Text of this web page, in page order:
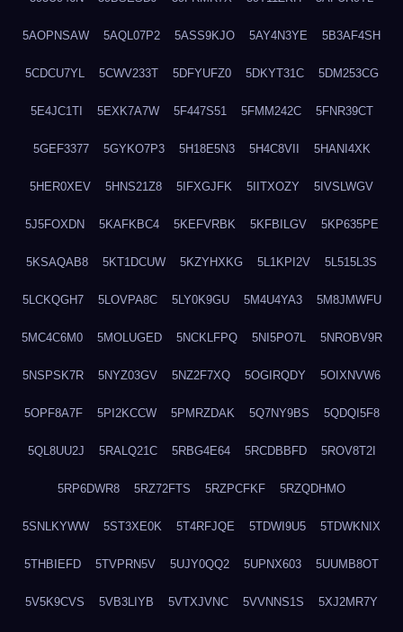
5AOPNSAW 5AQL07P2 5ASS9KJO 5AY4N3YE 5B3AF4SH
5CDCU7YL 5CWV233T 5DFYUFZ0 5DKYT31C 5DM253CG
5E4JC1TI 5EXK7A7W 5F447S51 5FMM242C 5FNR39CT
5GEF3377 5GYKO7P3 5H18E5N3 5H4C8VII 5HANI4XK
5HER0XEV 5HNS21Z8 5IFXGJFK 5IITXOZY 5IVSLWGV
5J5FOXDN 5KAFKBC4 5KEFVRBK 5KFBILGV 5KP635PE
5KSAQAB8 5KT1DCUW 5KZYHXKG 5L1KPI2V 5L515L3S
5LCKQGH7 5LOVPA8C 5LY0K9GU 5M4U4YA3 5M8JMWFU
5MC4C6M0 5MOLUGED 5NCKLFPQ 5NI5PO7L 5NROBV9R
5NSPSK7R 5NYZ03GV 5NZ2F7XQ 5OGIRQDY 5OIXNVW6
5OPF8A7F 5PI2KCCW 5PMRZDAK 5Q7NY9BS 5QDQI5F8
5QL8UU2J 5RALQ21C 5RBG4E64 5RCDBBFD 5ROV8T2I
5RP6DWR8 5RZ72FTS 5RZPCFKF 5RZQDHMO
5SNLKYWW 5ST3XE0K 5T4RFJQE 5TDWI9U5 5TDWKNIX
5THBIEFD 5TVPRN5V 5UJY0QQ2 5UPNX603 5UUMB8OT
5V5K9CVS 5VB3LIYB 5VTXJVNC 5VVNNS1S 5XJ2MR7Y